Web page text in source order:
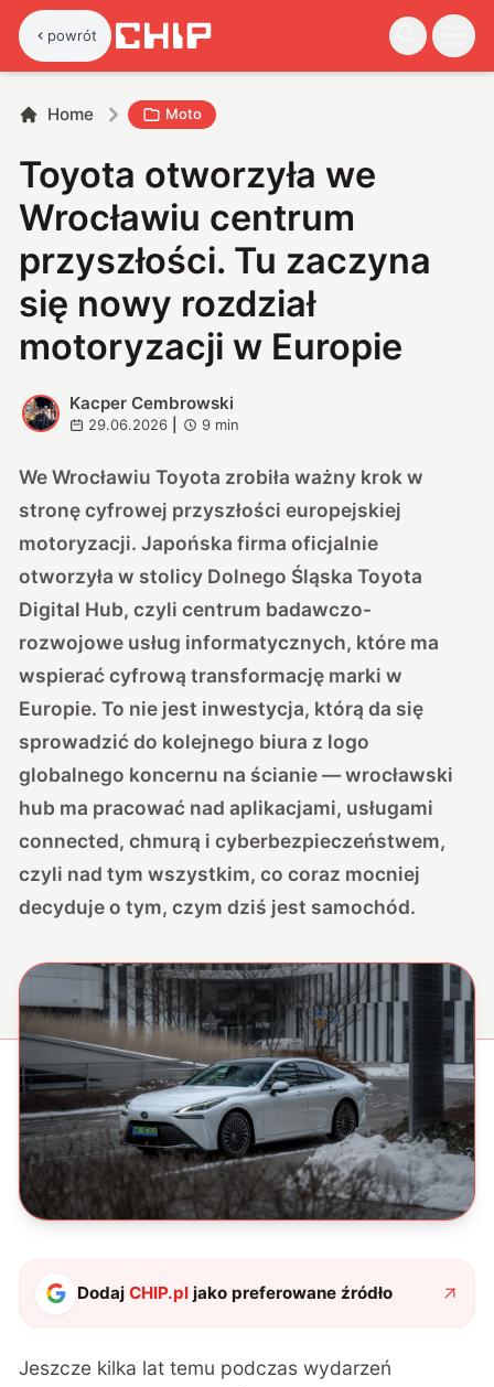
powrót
Home Moto
Toyota otworzyła we
Wrocławiu centrum
przyszłości. Tu zaczyna
się nowy rozdział
motoryzacji w Europie
K
Kacper Cembrowski
29.06.2026 9 min
We Wrocławiu Toyota zrobiła ważny krok w
stronę cyfrowej przyszłości europejskiej
motoryzacji. Japońska firma oficjalnie
otworzyła w stolicy Dolnego Śląska Toyota
Digital Hub, czyli centrum badawczo-
rozwojowe usług informatycznych, które ma
wspierać cyfrową transformację marki w
Europie. To nie jest inwestycja, którą da się
sprowadzić do kolejnego biura z logo
globalnego koncernu na ścianie — wrocławski
hub ma pracować nad aplikacjami, usługami
connected, chmurą i cyberbezpieczeństwem,
czyli nad tym wszystkim, co coraz mocniej
decyduje o tym, czym dziś jest samochód.
DodajCHIP.pl jako preferowane źródło
Jeszcze kilka lat temu podczas wydarzeń